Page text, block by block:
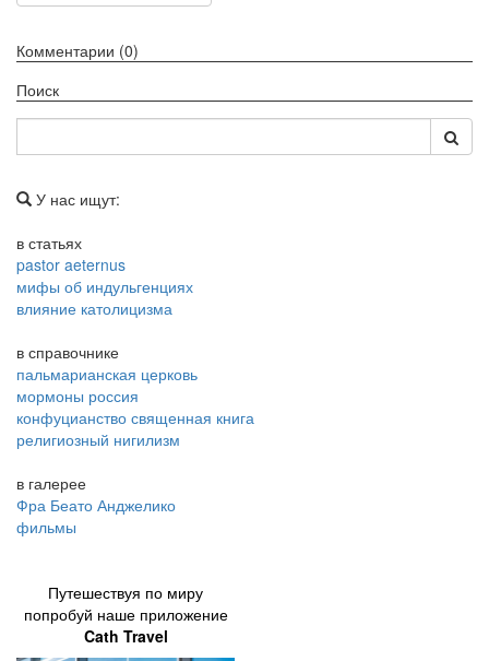
Комментарии (0)
Поиск
У нас ищут:
в статьях
pastor aeternus
мифы об индульгенциях
влияние католицизма
в справочнике
пальмарианская церковь
мормоны россия
конфуцианство священная книга
религиозный нигилизм
в галерее
Фра Беато Анджелико
фильмы
Путешествуя по миру
попробуй наше приложение
Cath Travel